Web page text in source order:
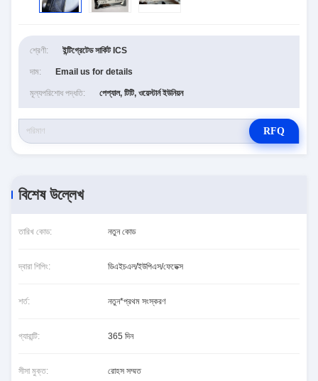
শ্রেণী: ইন্টিগ্রেটেড সার্কিট ICS
দাম: Email us for details
মূল্যপরিশোধ পদ্ধতি: পেপ্যাল, টিটি, ওয়েস্টার্ন ইউনিয়ন
RFQ
বিশেষ উল্লেখ
তারিখ কোড: নতুন কোড
দ্বারা শিপিং: ডিএইচএল/ইউপিএস/ফেডেক্স
শর্ত: নতুন*প্রথম সংস্করণ
গ্যারান্টি: 365 দিন
সীসা মুক্ত: রোহস সম্মত